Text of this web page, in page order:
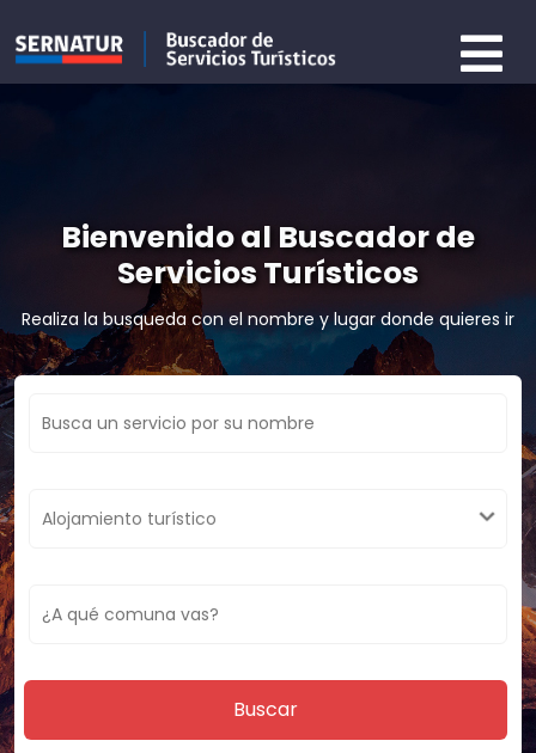
Bienvenido al Buscador de
Servicios Turísticos
Realiza la busqueda con el nombre y lugar donde quieres ir
Buscar